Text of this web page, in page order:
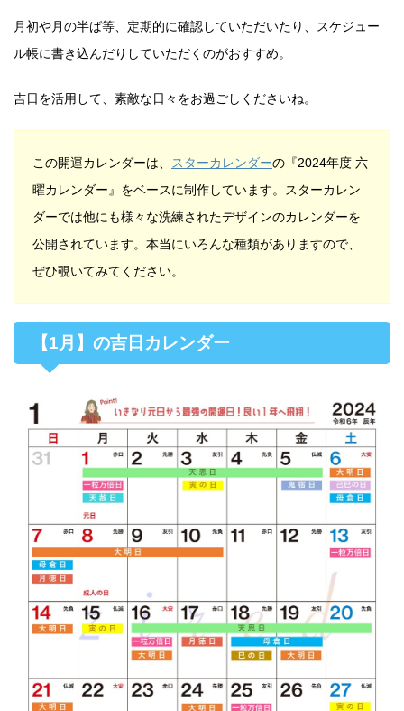
月初や月の半ば等、定期的に確認していただいたり、スケジュー
ル帳に書き込んだりしていただくのがおすすめ。
吉日を活用して、素敵な日々をお過ごしくださいね。
この開運カレンダーは、 スターカレンダーの『2024年度 六
曜カレンダー』をベースに制作しています。スターカレン
ダーでは他にも様々な洗練されたデザインのカレンダーを
公開されています。本当にいろんな種類がありますので、
ぜひ覗いてみてください。
【1月】の吉日カレンダー